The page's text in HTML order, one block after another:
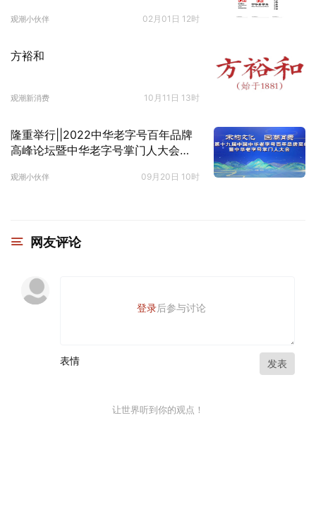
观潮小伙伴 02月01日 12时
方裕和
观潮新消费 10月11日 13时
隆重举行||2022中华老字号百年品牌
高峰论坛暨中华老字号掌门人大会
观潮小伙伴 09月20日 10时
网友评论
登录后参与讨论
表情 发表
让世界听到你的观点！